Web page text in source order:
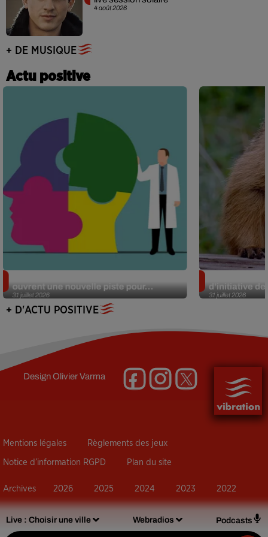
Live : Choisir une ville Webradios Podcasts
4 août 2026
+ DE MUSIQUE
Actu positive
31 juillet 2026
ouvrent une nouvelle piste pour...
31 juillet 2026
d’initiative
+ D'ACTU POSITIVE
DesignOlivier Varma
Mentions légales Règlements des jeux
Notice d’information RGPD Plan du site
Archives 2026 2025 2024 2023 2022